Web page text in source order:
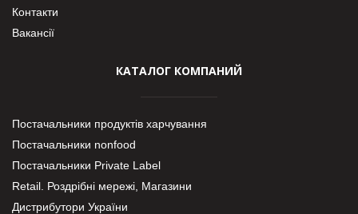
Контакти
Вакансії
КАТАЛОГ КОМПАНИЙ
Постачальники продуктів харчування
Постачальники nonfood
Постачальники Private Label
Retail. Роздрібні мережі, Магазини
Дистрибутори України